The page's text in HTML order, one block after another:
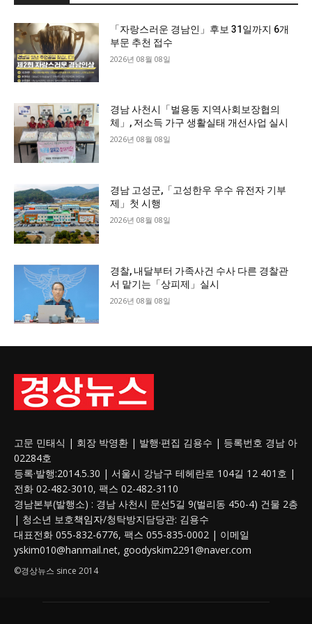
「자랑스러운 경남인」후보 31일까지 6개
부문 추천 접수
2026년 08월 08일
경남 사천시「벌용동 지역사회보장협의
체」, 저소득 가구 생활실태 개선사업 실시
2026년 08월 08일
경남 고성군,「고성한우 우수 유전자 기부
제」첫 시행
2026년 08월 08일
경찰, 내달부터 가족사건 수사 다른 경찰관
서 맡기는「상피제」실시
2026년 08월 08일
고문 민태식 | 회장 박영환 | 발행·편집 김용수 | 등록번호 경남 아
02284호
등록·발행:2014.5.30 | 서울시 강남구 테헤란로 104길 12 401호 |
전화 02-482-3010, 팩스 02-482-3110
경남본부(발행소) : 경남 사천시 문선5길 9(벌리동 450-4) 건물 2층
| 청소년 보호책임자/청탁방지담당관: 김용수
대표전화 055-832-6776, 팩스 055-835-0002 | 이메일
yskim010@hanmail.net, goodyskim2291@naver.com
©경상뉴스 since 2014